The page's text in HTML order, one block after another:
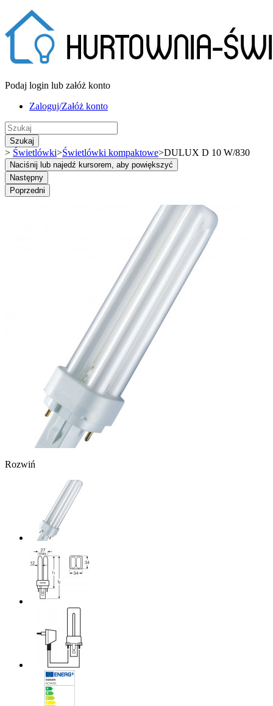
Podaj login lub załóż konto
Zaloguj/Załóż konto
Szukaj
> Świetlówki>Świetlówki kompaktowe>DULUX D 10 W/830
Naciśnij lub najedź kursorem, aby powiększyć
Następny
Poprzedni
Rozwiń